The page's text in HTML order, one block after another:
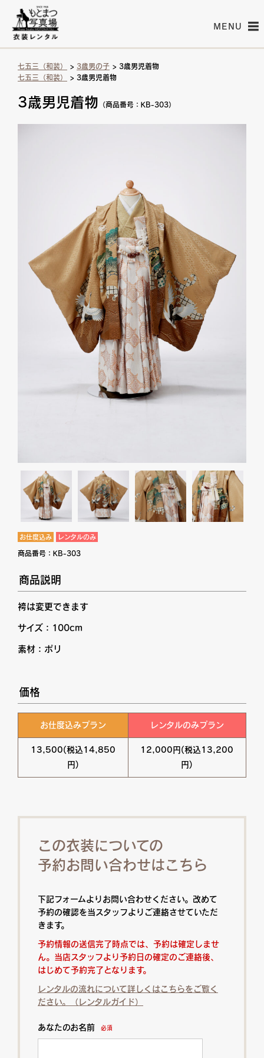
MENU
七五三（和装） > 3歳男の子 > 3歳男児着物
七五三（和装）
> 3歳男児着物
3歳男児着物 （商品番号：KB-303）
お仕度込み レンタルのみ
商品番号： KB-303
商品説明
袴は変更できます
サイズ：100cm
素材：ポリ
価格
お仕度込みプラン
13,500(税込14,850
円)
レンタルのみプラン
12,000円(税込13,200
円)
この衣装についての
予約お問い合わせはこちら
下記フォームよりお問い合わせください。改めて
予約の確認を当スタッフよりご連絡させていただ
きます。
予約情報の送信完了時点では、予約は確定しませ
ん。当店スタッフより予約日の確定のご連絡後、
はじめて予約完了となります。
レンタルの流れについて詳しくはこちらをご覧く
ださい。（レンタルガイド）
あなたのお名前 必須